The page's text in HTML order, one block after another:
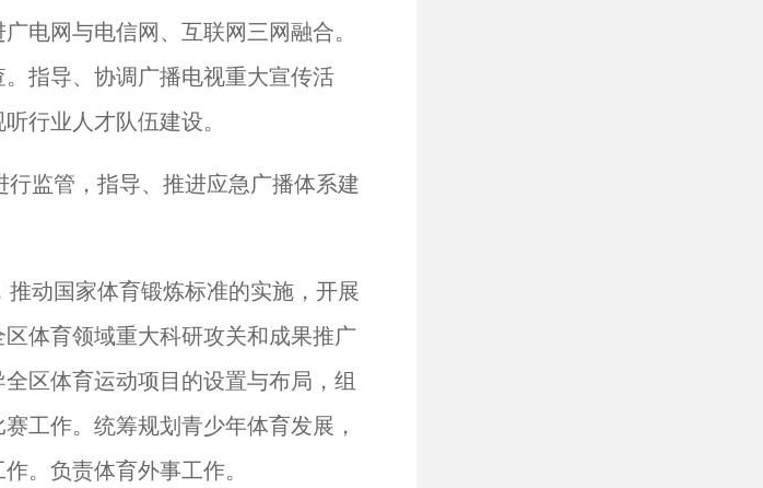
电网与电信网、互联网三网融合。
指导、协调广播电视重大宣传活
行业人才队伍建设。
行监管，指导、推进应急广播体系建
推动国家体育锻炼标准的实施，开展
体育领域重大科研攻关和成果推广
区体育运动项目的设置与布局，组
工作。统筹规划青少年体育发展，
。负责体育外事工作。